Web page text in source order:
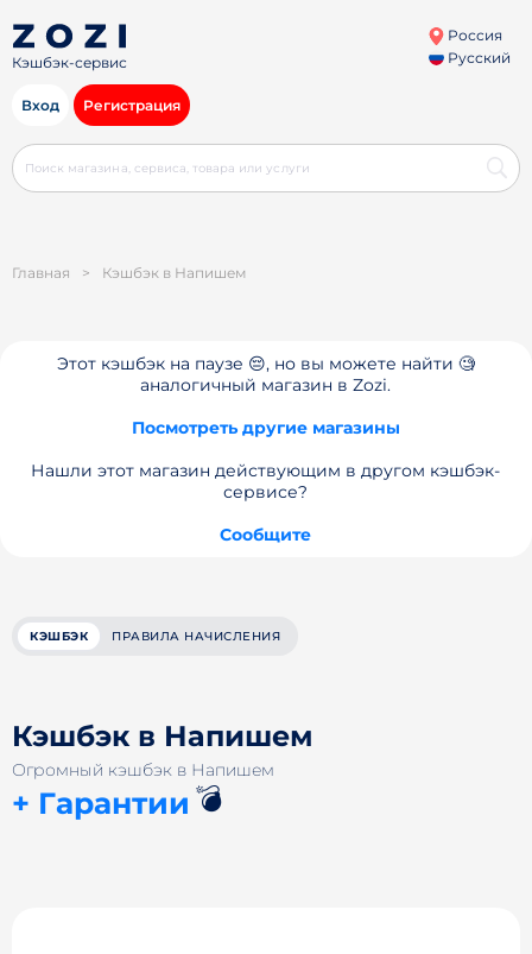
Кэшбэк-сервис
Россия
Русский
Вход Регистрация
Главная > Кэшбэк в Напишем
Этот кэшбэк на паузе 😔, но вы можете найти 🧐
аналогичный магазин в Zozi.
Посмотреть другие магазины
Нашли этот магазин действующим в другом кэшбэк-
сервисе?
Сообщите
КЭШБЭК ПРАВИЛА НАЧИСЛЕНИЯ
Кэшбэк в Напишем
Огромный кэшбэк в Напишем
+ Гарантии 💣